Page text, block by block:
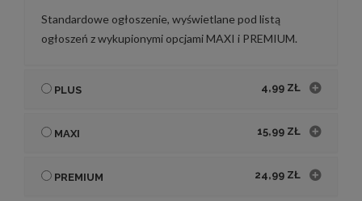
Standardowe ogłoszenie, wyświetlane pod listą
ogłoszeń z wykupionymi opcjami MAXI i PREMIUM.
PLUS 4,99 ZŁ
MAXI 15,99 ZŁ
PREMIUM 24,99 ZŁ